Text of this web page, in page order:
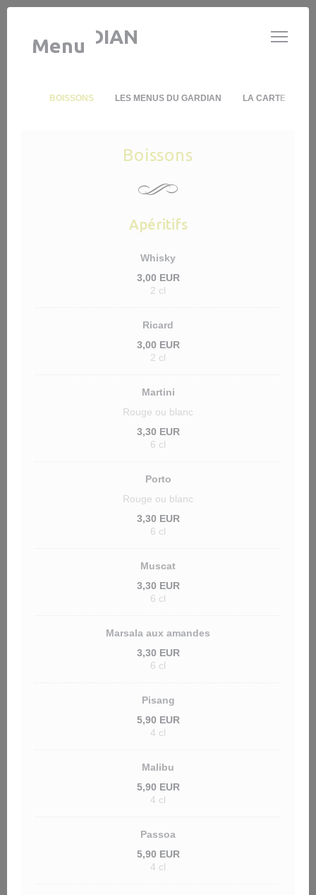
Panel pro správu cookies
LE GARDIAN
Menu
Boissons
Apéritifs
Whisky
3,00 EUR
2 cl
Ricard
3,00 EUR
2 cl
Martini
Rouge ou blanc
3,30 EUR
6 cl
Porto
Rouge ou blanc
3,30 EUR
6 cl
Muscat
3,30 EUR
6 cl
Marsala aux amandes
3,30 EUR
6 cl
Pisang
5,90 EUR
4 cl
Malibu
5,90 EUR
4 cl
Passoa
5,90 EUR
4 cl
BOISSONS LES MENUS DU GARDIAN LA CARTE